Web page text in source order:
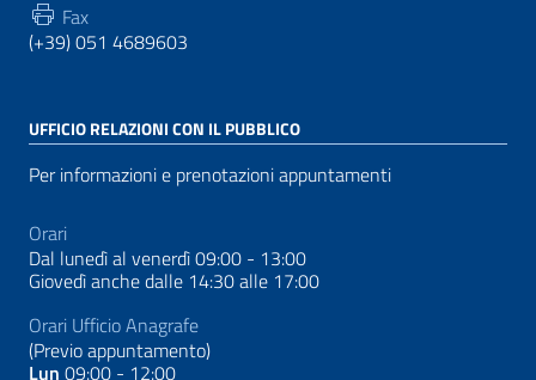
Fax
(+39) 051 4689603
UFFICIO RELAZIONI CON IL PUBBLICO
Per informazioni e prenotazioni appuntamenti
Orari
Dal lunedì al venerdì 09:00 - 13:00
Giovedì anche dalle 14:30 alle 17:00
Orari Ufficio Anagrafe
(Previo appuntamento)
Lun 09:00 - 12:00